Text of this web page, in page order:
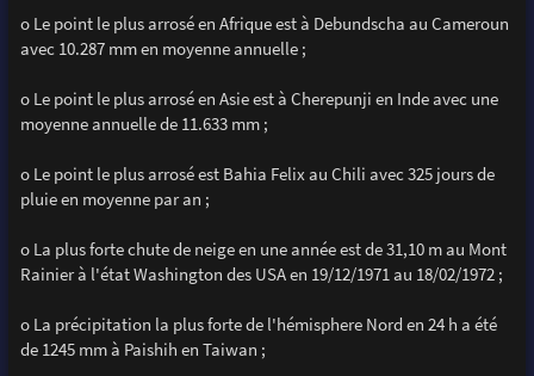
o Le point le plus arrosé en Afrique est à Debundscha au Cameroun
avec 10.287 mm en moyenne annuelle ;
o Le point le plus arrosé en Asie est à Cherepunji en Inde avec une
moyenne annuelle de 11.633 mm ;
o Le point le plus arrosé est Bahia Felix au Chili avec 325 jours de
pluie en moyenne par an ;
o La plus forte chute de neige en une année est de 31,10 m au Mont
Rainier à l'état Washington des USA en 19/12/1971 au 18/02/1972 ;
o La précipitation la plus forte de l'hémisphere Nord en 24 h a été
de 1245 mm à Paishih en Taiwan ;